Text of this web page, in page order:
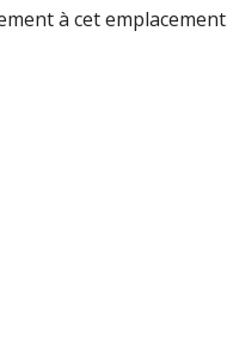
à cet emplacement